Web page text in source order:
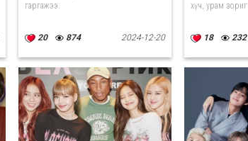
гаргажээ.
20 874 2024-12-20
хүч, урам
18